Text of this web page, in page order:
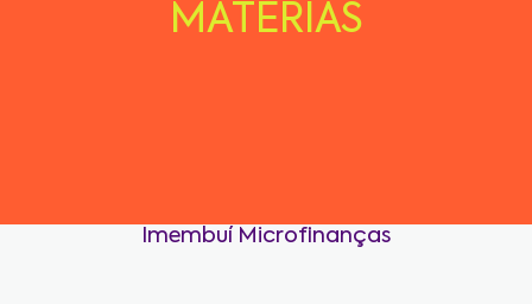
MATÉRIAS
Imembuí Microfinanças